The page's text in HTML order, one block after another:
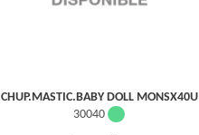
CHUP.MASTIC.BABY DOLL MONSX40U
30040